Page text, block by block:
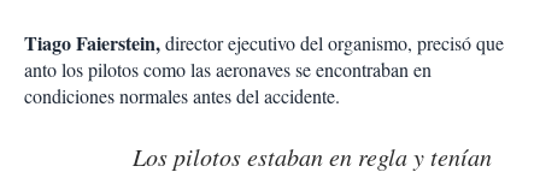
Tiago Faierstein,director ejecutivo del organismo, precisó que
anto los pilotos como las aeronaves se encontraban en
condiciones normales antes del accidente.
Los pilotos estaban en regla y tenían